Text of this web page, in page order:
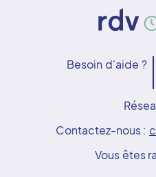
Besoin d'aide ?
Contactez-nous :
Vous êtes